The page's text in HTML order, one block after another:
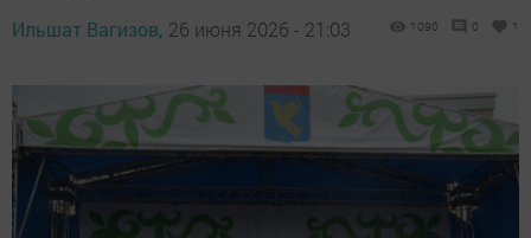
Ильшат Вагизов, 26 июня 2026 - 21:03 1090 0 1